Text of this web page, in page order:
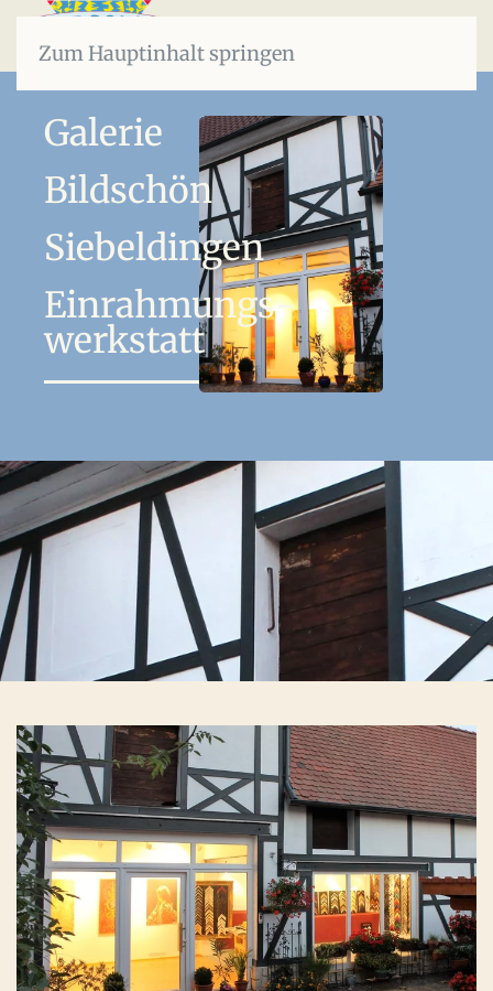
Zum Hauptinhalt springen
Galerie
Bildschön
Siebeldingen
Einrahmungs­
werkstatt